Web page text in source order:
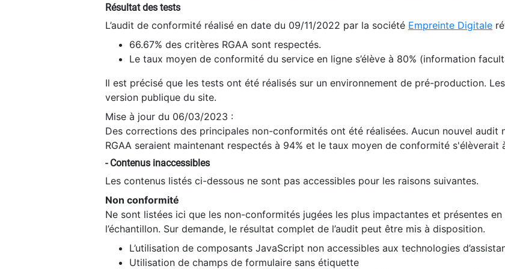
Résultat des tests
L’audit de conformité réalisé en date du 09/11/2022 par la société Empreinte Digitale
66.67% des critères RGAA sont respectés.
Le taux moyen de conformité du service en ligne s’élève à 80% (information
Il est précisé que les tests ont été réalisés sur un environnement de pré-production.
version publique du site.
Mise à jour du 06/03/2023 :
Des corrections des principales non-conformités ont été réalisées. Aucun nouvel audit
RGAA seraient maintenant respectés à 94% et le taux moyen de conformité s'élèverait
- Contenus inaccessibles
Les contenus listés ci-dessous ne sont pas accessibles pour les raisons suivantes.
Non conformité
Ne sont listées ici que les non-conformités jugées les plus impactantes et présentes
l’échantillon. Sur demande, le résultat complet de l’audit peut être mis à disposition.
L’utilisation de composants JavaScript non accessibles aux technologies
Utilisation de champs de formulaire sans étiquette